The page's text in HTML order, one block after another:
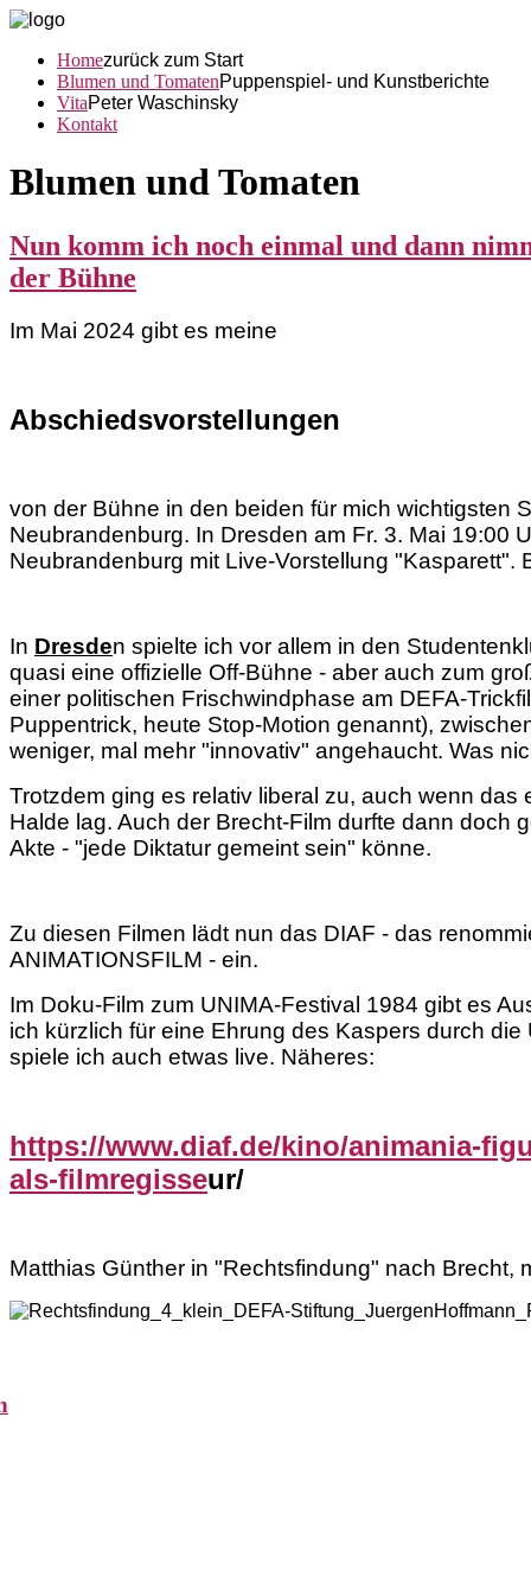
Homezurück zum Start
Blumen und TomatenPuppenspiel- und Kunstberichte
VitaPeter Waschinsky
Kontakt
Blumen und Tomaten
Nun komm ich noch einmal und dann
der Bühne
Im Mai 2024 gibt es meine
Abschiedsvorstellungen
von der Bühne in den beiden für mich wichtigsten
Neubrandenburg. In Dresden am Fr. 3. Mai 19:00
Neubrandenburg mit Live-Vorstellung "Kasparett".
In Dresden spielte ich vor allem in den
quasi eine offizielle Off-Bühne - aber auch zum
einer politischen Frischwindphase am DEFA-
Puppentrick, heute Stop-Motion genannt),
weniger, mal mehr "innovativ" angehaucht. Was
Trotzdem ging es relativ liberal zu, auch wenn
Halde lag. Auch der Brecht-Film durfte dann doch
Akte - "jede Diktatur gemeint sein" könne.
Zu diesen Filmen lädt nun das DIAF - das
ANIMATIONSFILM - ein.
Im Doku-Film zum UNIMA-Festival 1984 gibt es
ich kürzlich für eine Ehrung des Kaspers durch
spiele ich auch etwas live. Näheres:
https://www.diaf.de/kino/animania-
als-filmregisseur/
Matthias Günther in "Rechtsfindung" nach Brecht,